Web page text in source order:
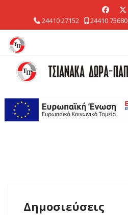
24410 27152 24410 75680
Δημοσιεύσεις